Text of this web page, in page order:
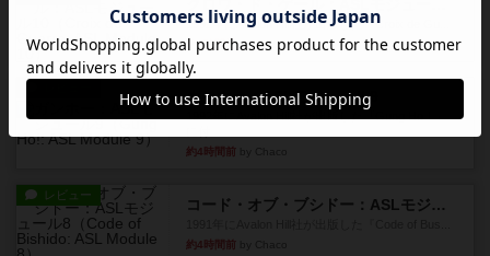
1992年にAvalon Hill社が出版した『Croix de Gu...
約4時間前by Chaco
ガンホー：ASLモジュール9
約4時間前
レビュー
コード・オブ・ブシドー：ASLモジュール8
約4時間前